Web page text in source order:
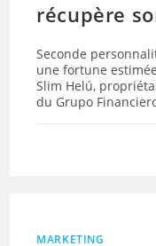
récupère
Seconde
une fortune
Slim Helú,
du Grupo
MARKETING